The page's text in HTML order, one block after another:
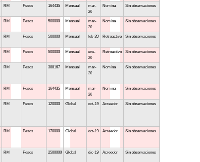
RM Pesos 164435 Mensual
mar-
20
Nomina Sin observaciones
RM Pesos 500000 Mensual
mar-
20
Nomina Sin observaciones
RM Pesos 500000 Mensual feb-20 Retroactivo Sin observaciones
RM Pesos 500000 Mensual
ene-
20
Retroactivo Sin observaciones
RM Pesos 388167 Mensual
mar-
20
Nomina Sin observaciones
RM Pesos 164435 Mensual
mar-
20
Nomina Sin observaciones
RM Pesos 120000 Global oct-19 Acreedor Sin observaciones
RM Pesos 170000 Global oct-19 Acreedor Sin observaciones
RM Pesos 2500000 Global dic-19 Acreedor Sin observaciones